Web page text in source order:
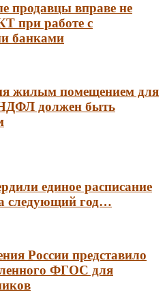
продавцы вправе не
при работе с
банками
жилым помещением для
должен быть
единое расписание
следующий год…
России представило
ФГОС для